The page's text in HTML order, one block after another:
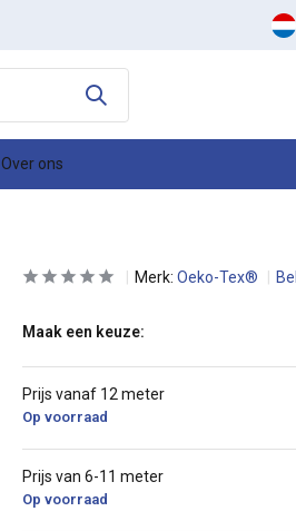
prijs kwaliteit verhouding
Over ons
Merk: Oeko-Tex®
Maak een keuze:
Prijs vanaf 12 meter
Op voorraad
Prijs van 6-11 meter
Op voorraad